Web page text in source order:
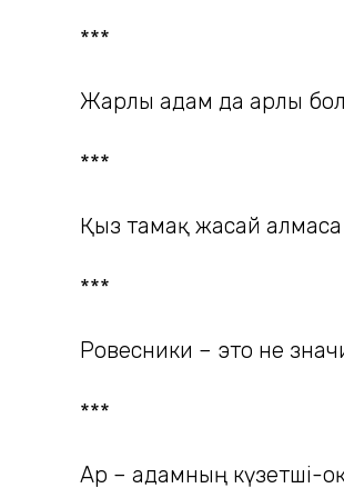
***
Жарлы адам да арлы
***
Қыз тамақ жасай алмаса
***
Ровесники – это не
***
Ар – адамның күзетші-